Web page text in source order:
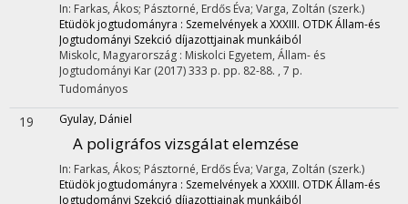
In: Farkas, Ákos; Pásztorné, Erdős Éva; Varga, Zoltán (szerk.)
Etüdök jogtudományra : Szemelvények a XXXIII. OTDK Állam-és
Jogtudományi Szekció díjazottjainak munkáiból
Miskolc, Magyarország : Miskolci Egyetem, Állam- és
Jogtudományi Kar (2017)333 p. pp. 82-88. , 7 p.
Tudományos
19 Gyulay, Dániel
A poligráfos vizsgálat elemzése
In: Farkas, Ákos; Pásztorné, Erdős Éva; Varga, Zoltán (szerk.)
Etüdök jogtudományra : Szemelvények a XXXIII. OTDK Állam-és
Jogtudományi Szekció díjazottjainak munkáiból